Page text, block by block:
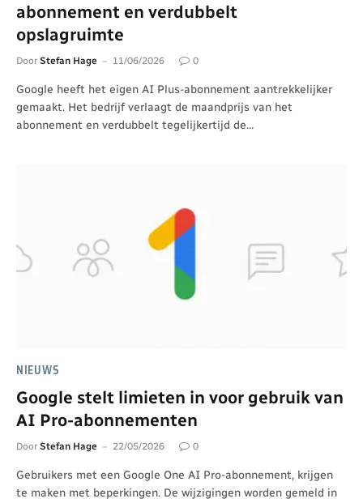
abonnement en verdubbelt
opslagruimte
Door Stefan Hage 11/06/2026 0
Google heeft het eigen AI Plus-abonnement aantrekkelijker
gemaakt. Het bedrijf verlaagt de maandprijs van het
abonnement en verdubbelt tegelijkertijd de…
NIEUWS
Google stelt limieten in voor gebruik van
AI Pro-abonnementen
Door Stefan Hage 22/05/2026 0
Gebruikers met een Google One AI Pro-abonnement, krijgen
te maken met beperkingen. De wijzigingen worden gemeld in